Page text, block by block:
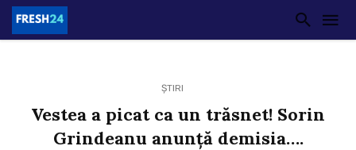
ȘTIRI
Vestea a picat ca un trăsnet! Sorin
Grindeanu anunță demisia….